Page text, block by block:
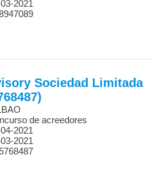
2021
Sociedad Limitada
de acreedores
2021
2021